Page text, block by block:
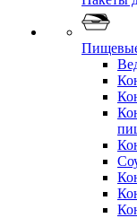
Пищевые